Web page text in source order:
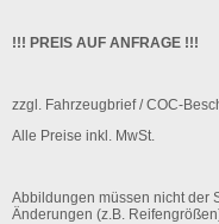
!!! PREIS AUF ANFRAGE !!!
zzgl. Fahrzeugbrief / COC-
Alle Preise inkl. MwSt.
Abbildungen müssen nicht der
Änderungen (z.B.